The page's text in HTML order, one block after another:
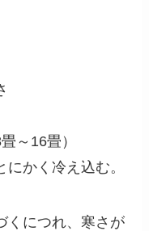
～16畳）
かく冷え込む。
くにつれ、寒さが